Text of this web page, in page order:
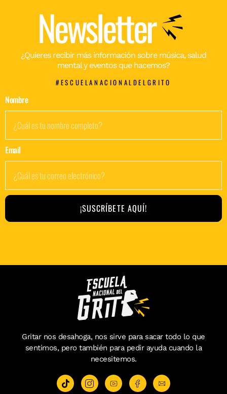
Newsletter
¿Quieres recibir más información sobre música, salud
mental y eventos que hacemos?
#ESCUELANACIONALDELGRITO
Nombre
Email
¡SUSCRÍBETE AQUÍ!
Gritar nos desahoga, nos sirve para sacar todo lo que
sentimos, pero también para pedir ayuda cuando la
necesitemos.